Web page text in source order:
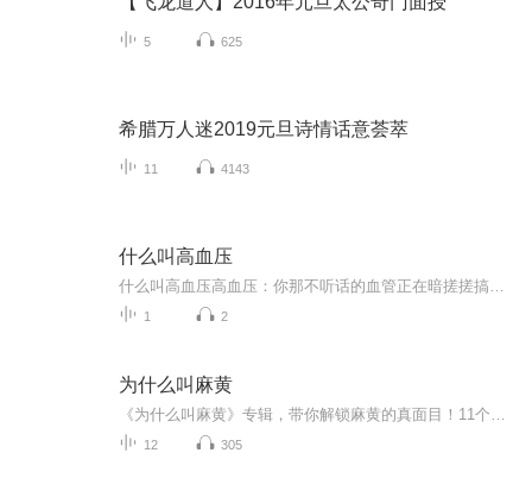
5 625
希腊万人迷2019元旦诗情话意荟萃
11 4143
什么叫高血压
1 2
为什么叫麻黄
12 305